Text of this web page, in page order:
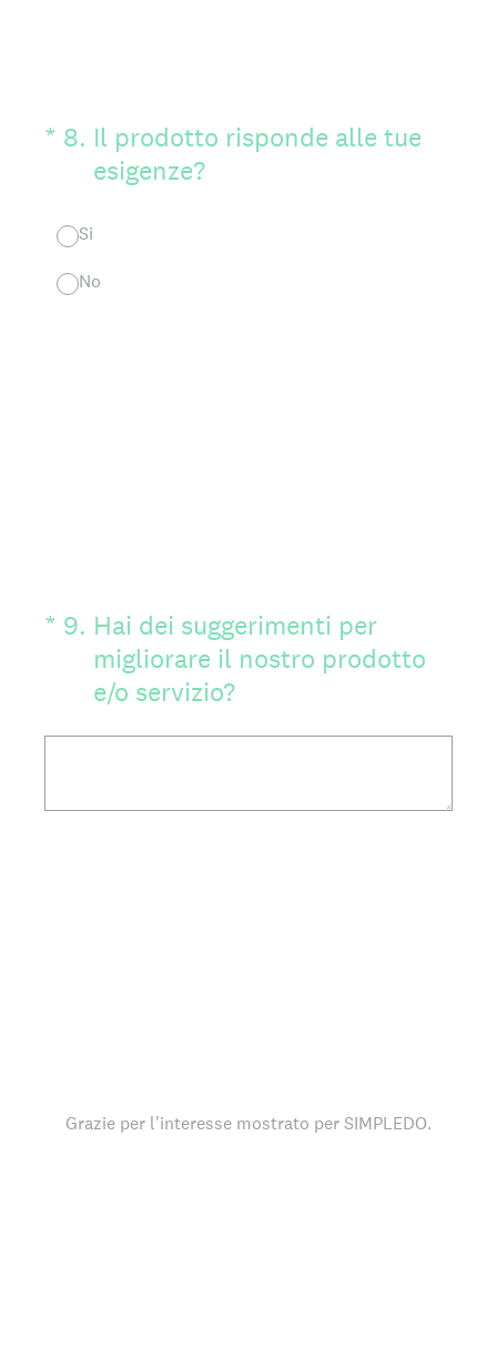
* 8. Il prodotto risponde alle tue
esigenze?
(Obbligatorio)
Si
No
* 9. Hai dei suggerimenti per
migliorare il nostro prodotto
e/o servizio?
(Obbligatorio)
Grazie per l'interesse mostrato per SIMPLEDO.